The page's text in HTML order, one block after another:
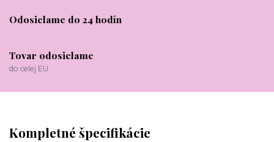
Odosielame do 24 hodín
Tovar odosielame
do celej EU
Kompletné špecifikácie